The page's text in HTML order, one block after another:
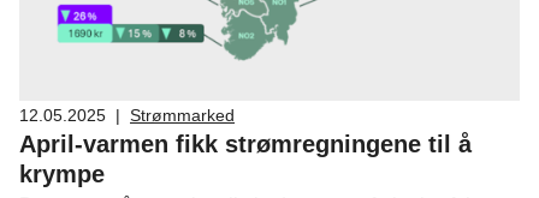
12.05.2025 | Strømmarked
April-varmen fikk strømregningene til å
krympe